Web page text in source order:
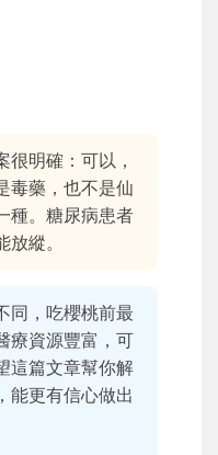
明確：可以，
毒藥，也不是仙
種。糖尿病患者
縱。
同，吃櫻桃前最
療資源豐富，可
這篇文章幫你解
能更有信心做出